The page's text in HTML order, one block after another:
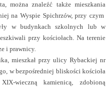
można znaleźć także mieszkania
na Wyspie Spichrzów, przy czym
w budynkach szkolnych lub w
przy kościołach. Na terenie
i prawnicy.
mieszkał przy ulicy Rybackiej nr
w bezpośredniej bliskości kościoła
wieczną kamienicą, zdobioną